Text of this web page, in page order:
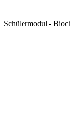
Schülermodul -